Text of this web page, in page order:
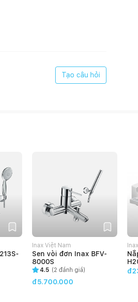
Tạo câu hỏi
Inax Việt Nam
Sen vòi đơn Inax BFV-
8000S
4.5 (2 đánh giá)
đ5.700.000